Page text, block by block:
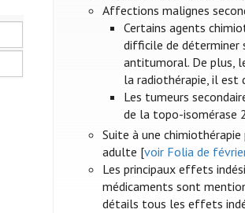
Affections malignes
Certains agents
difficile de déterminer
antitumoral. De plus,
la radiothérapie, il est
Les tumeurs
de la topo-isomérase
Suite à une
adulte [voir Folia de
Les principaux effets
médicaments sont
détails tous les effets